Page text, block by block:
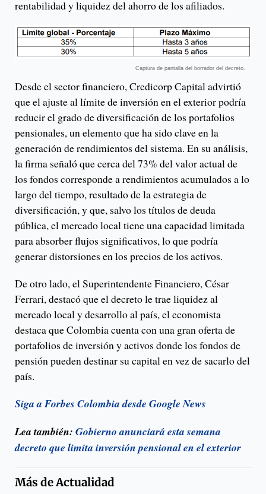
rentabilidad y liquidez del ahorro de los afiliados.
Captura de pantalla del borrador del decreto.
Desde el sector financiero, Credicorp Capital advirtió
que el ajuste al límite de inversión en el exterior podría
reducir el grado de diversificación de los portafolios
pensionales, un elemento que ha sido clave en la
generación de rendimientos del sistema. En su análisis,
la firma señaló que cerca del 73% del valor actual de
los fondos corresponde a rendimientos acumulados a lo
largo del tiempo, resultado de la estrategia de
diversificación, y que, salvo los títulos de deuda
pública, el mercado local tiene una capacidad limitada
para absorber flujos significativos, lo que podría
generar distorsiones en los precios de los activos.
De otro lado, el Superintendente Financiero, César
Ferrari, destacó que el decreto le trae liquidez al
mercado local y desarrollo al país, el economista
destaca que Colombia cuenta con una gran oferta de
portafolios de inversión y activos donde los fondos de
pensión pueden destinar su capital en vez de sacarlo del
país.
Siga a Forbes Colombia desde Google News
Lea también: Gobierno anunciará esta semana
decreto que limita inversión pensional en el exterior
Más deActualidad